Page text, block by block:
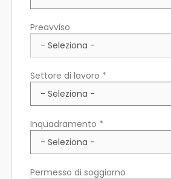
Preavviso
Settore di lavoro *
Inquadramento *
Permesso di soggiorno